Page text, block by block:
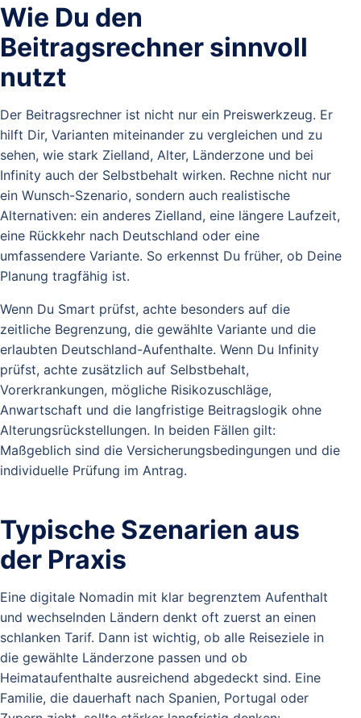
Wie Du den
Beitragsrechner sinnvoll
nutzt
Der Beitragsrechner ist nicht nur ein Preiswerkzeug. Er
hilft Dir, Varianten miteinander zu vergleichen und zu
sehen, wie stark Zielland, Alter, Länderzone und bei
Infinity auch der Selbstbehalt wirken. Rechne nicht nur
ein Wunsch-Szenario, sondern auch realistische
Alternativen: ein anderes Zielland, eine längere Laufzeit,
eine Rückkehr nach Deutschland oder eine
umfassendere Variante. So erkennst Du früher, ob Deine
Planung tragfähig ist.
Wenn Du Smart prüfst, achte besonders auf die
zeitliche Begrenzung, die gewählte Variante und die
erlaubten Deutschland-Aufenthalte. Wenn Du Infinity
prüfst, achte zusätzlich auf Selbstbehalt,
Vorerkrankungen, mögliche Risikozuschläge,
Anwartschaft und die langfristige Beitragslogik ohne
Alterungsrückstellungen. In beiden Fällen gilt:
Maßgeblich sind die Versicherungsbedingungen und die
individuelle Prüfung im Antrag.
Typische Szenarien aus
der Praxis
Eine digitale Nomadin mit klar begrenztem Aufenthalt
und wechselnden Ländern denkt oft zuerst an einen
schlanken Tarif. Dann ist wichtig, ob alle Reiseziele in
die gewählte Länderzone passen und ob
Heimataufenthalte ausreichend abgedeckt sind. Eine
Familie, die dauerhaft nach Spanien, Portugal oder